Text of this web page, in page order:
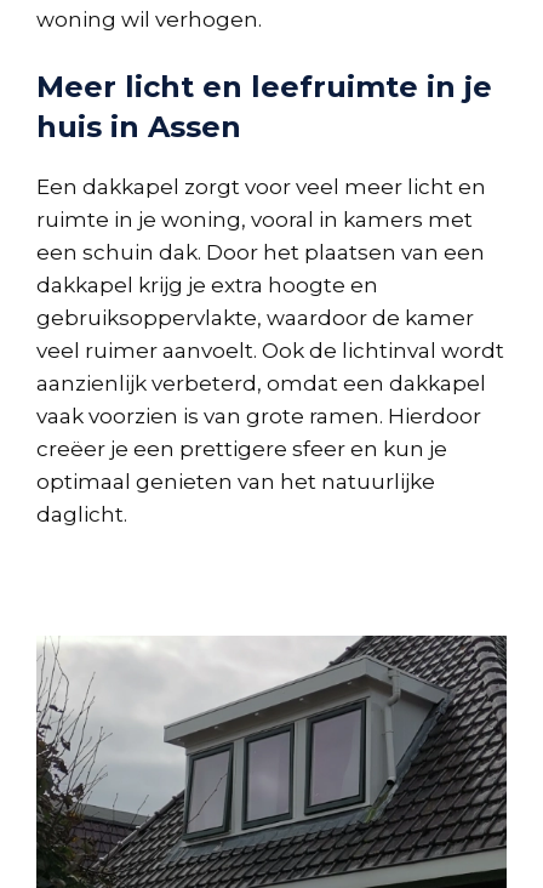
woning wil verhogen.
Meer licht en leefruimte in je
huis in Assen
Een dakkapel zorgt voor veel meer licht en
ruimte in je woning, vooral in kamers met
een schuin dak. Door het plaatsen van een
dakkapel krijg je extra hoogte en
gebruiksoppervlakte, waardoor de kamer
veel ruimer aanvoelt. Ook de lichtinval wordt
aanzienlijk verbeterd, omdat een dakkapel
vaak voorzien is van grote ramen. Hierdoor
creëer je een prettigere sfeer en kun je
optimaal genieten van het natuurlijke
daglicht.